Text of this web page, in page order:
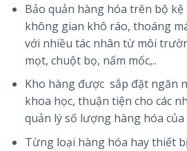
Bảo quản hàng hóa trên bộ
không gian khô ráo, thoáng
với nhiều tác nhân từ môi
mọt, chuột bọ, nấm mốc,..
Kho hàng được sắp đặt ngăn
khoa học, thuận tiện cho các
quản lý số lượng hàng hóa của
Từng loại hàng hóa hay thiết